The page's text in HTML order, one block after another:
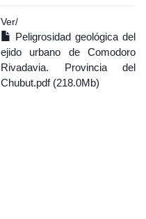
Ver/
Peligrosidad geológica del
ejido urbano de Comodoro
Rivadavia. Provincia del
Chubut.pdf (218.0Mb)